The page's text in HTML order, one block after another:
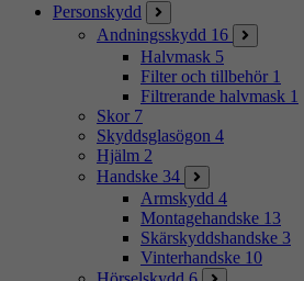
Personskydd
Andningsskydd 16
Halvmask 5
Filter och tillbehör 1
Filtrerande halvmask 1
Skor 7
Skyddsglasögon 4
Hjälm 2
Handske 34
Armskydd 4
Montagehandske 13
Skärskyddshandske 3
Vinterhandske 10